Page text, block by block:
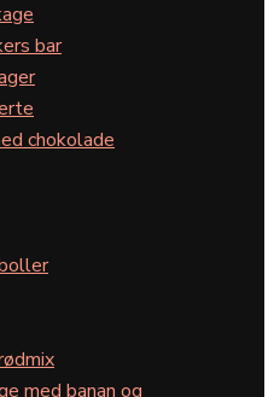
bar
chokolade
med banan og